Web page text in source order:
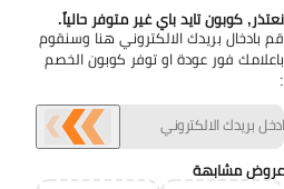
كوبون تايد باي غير متوفر حالياً.
بادخال بريدك الالكتروني هنا وسنقوم
فور عودة او توفر كوبون الخصم
مشابهة